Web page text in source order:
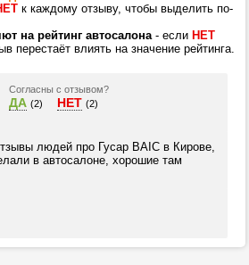
к каждому отзыву, чтобы выделить по-
на рейтинг автосалона- если НЕТ
перестаёт влиять на значение рейтинга.
Согласны с отзывом?
ДА (2) НЕТ (2)
людей про Гусар BAIC в Кирове,
в автосалоне, хорошие там